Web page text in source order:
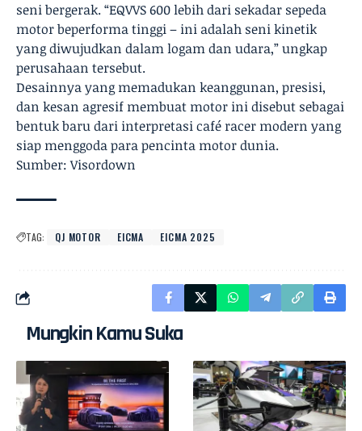
seni bergerak. “EQVVS 600 lebih dari sekadar sepeda
motor beperforma tinggi – ini adalah seni kinetik
yang diwujudkan dalam logam dan udara,” ungkap
perusahaan tersebut.
Desainnya yang memadukan keanggunan, presisi,
dan kesan agresif membuat motor ini disebut sebagai
bentuk baru dari interpretasi café racer modern yang
siap menggoda para pencinta motor dunia.
Sumber: Visordown
TAG: QJ MOTOR EICMA EICMA 2025
Mungkin Kamu Suka